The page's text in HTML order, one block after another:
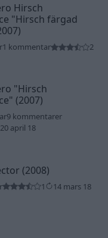
Hirsch
"Hirsch färgad
1 kommentar
2
"Hirsch
(2007)
9 kommentarer
20 april 18
(2008)
1 14 mars 18